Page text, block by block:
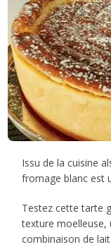
Issu de la cuisine
fromage blanc est
Testez cette tarte
texture moelleuse,
combinaison de